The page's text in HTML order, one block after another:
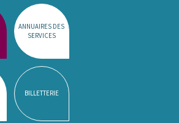
ANNUAIRES DES
SERVICES
BILLETTERIE